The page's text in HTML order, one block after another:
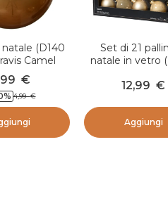
natale (D140
Camel
€
% 4,99 €
Set di 21
natale in vetro
Cristallo
12,99 €
Aggiungi